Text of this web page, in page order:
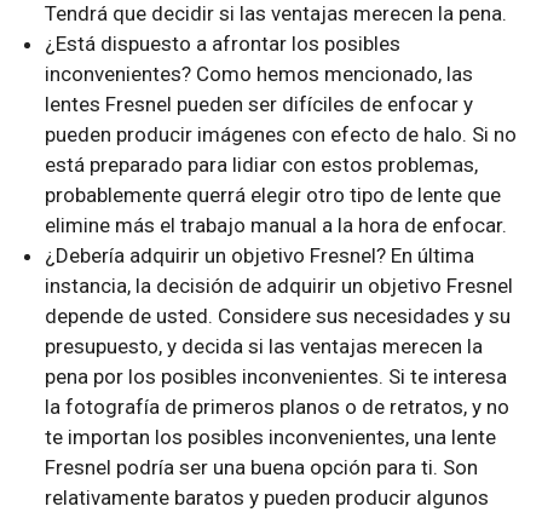
Tendrá que decidir si las ventajas merecen la pena.
¿Está dispuesto a afrontar los posibles
inconvenientes? Como hemos mencionado, las
lentes Fresnel pueden ser difíciles de enfocar y
pueden producir imágenes con efecto de halo. Si no
está preparado para lidiar con estos problemas,
probablemente querrá elegir otro tipo de lente que
elimine más el trabajo manual a la hora de enfocar.
¿Debería adquirir un objetivo Fresnel? En última
instancia, la decisión de adquirir un objetivo Fresnel
depende de usted. Considere sus necesidades y su
presupuesto, y decida si las ventajas merecen la
pena por los posibles inconvenientes. Si te interesa
la fotografía de primeros planos o de retratos, y no
te importan los posibles inconvenientes, una lente
Fresnel podría ser una buena opción para ti. Son
relativamente baratos y pueden producir algunos